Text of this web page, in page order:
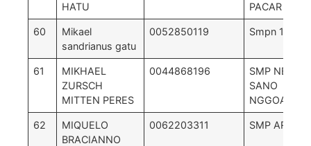
HATU
PACAR
60
Mikael
sandrianus gatu
0052850119 Smpn 1
61
MIKHAEL
ZURSCH
MITTEN PERES
0044868196
SMP
SANO
NGGOANG
62
MIQUELO
BRACIANNO
0062203311 SMP